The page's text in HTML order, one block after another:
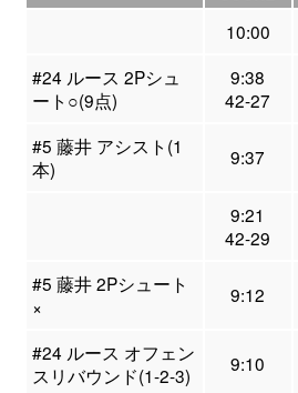
10:00
#24 ルース 2Pシュ
ート○(9点)
9:38
42-27
#5 藤井 アシスト(1
本)
9:37
9:21
42-29
#5 藤井 2Pシュート
×
9:12
#24 ルース オフェン
スリバウンド(1-2-3)
9:10